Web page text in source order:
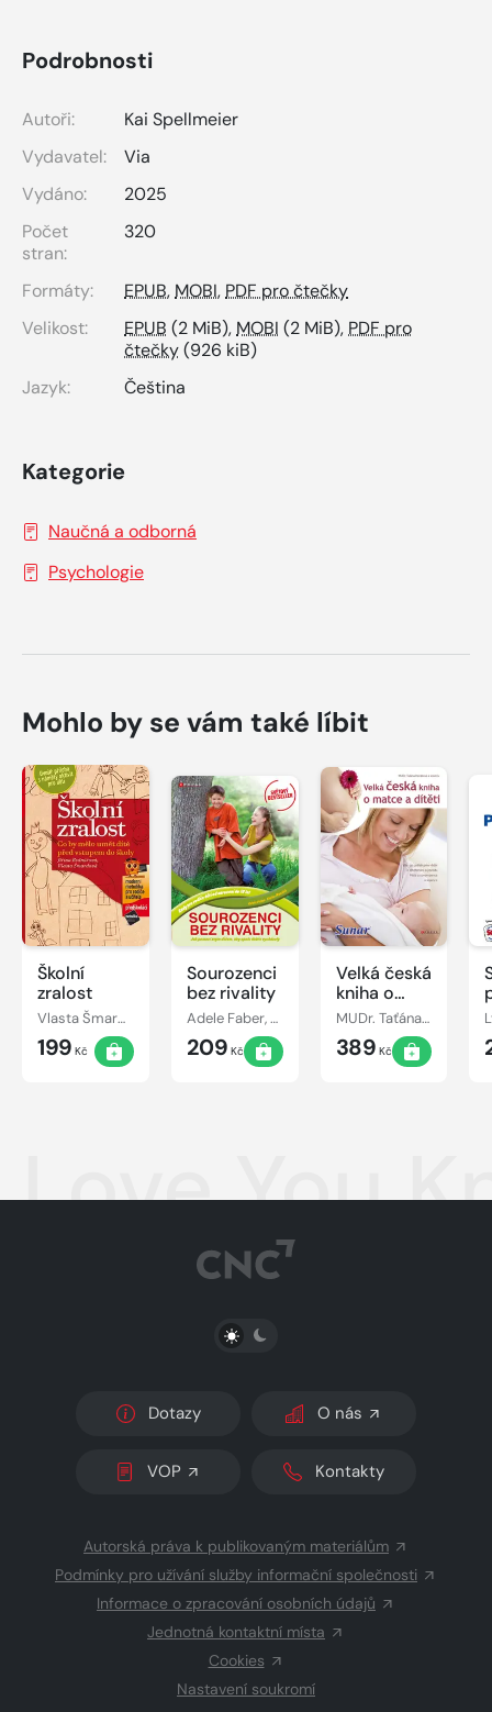
Podrobnosti
Autoři:
Kai Spellmeier
Vydavatel:
Via
Vydáno:
2025
Počet
stran:
320
Formáty: EPUB,MOBI,PDF pro čtečky
Velikost:
EPUB (2 MiB),MOBI (2 MiB),PDF pro
čtečky(926 kiB)
Jazyk:
Čeština
Kategorie
Naučná a odborná
Psychologie
Mohlo by se vám také líbit
Školní
zralost
Vlasta Šmardová, Jiřina Bednářová
199 Kč
Sourozenci
bez rivality
Adele Faber, Elaine Mazlish
209 Kč
Velká česká
kniha o
matce a
dítěti
MUDr. Taťána Hanáková
389 Kč
Love You
PŘEPNOUT SVĚTLÝ/TMAVÝ REŽIM
Dotazy O nás
VOP Kontakty
Autorská práva k publikovaným materiálům
Podmínky pro užívání služby informační společnosti
Informace o zpracování osobních údajů
Jednotná kontaktní místa
Cookies
Nastavení soukromí